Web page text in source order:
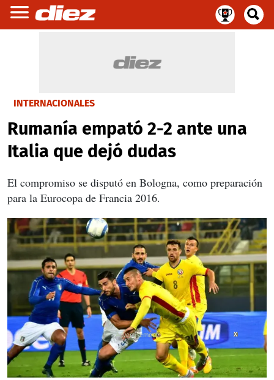
INTERNACIONALES
Rumanía empató 2-2 ante una
Italia que dejó dudas
El compromiso se disputó en Bologna, como preparación
para la Eurocopa de Francia 2016.
X